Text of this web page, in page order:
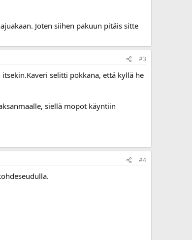
Joten siihen pakuun pitäis sitte
#3
selitti pokkana, että kyllä he
siellä mopot käyntiin
#4